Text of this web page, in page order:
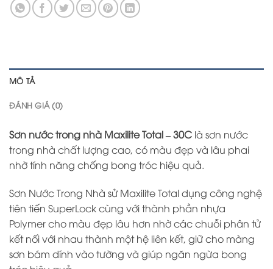
MÔ TẢ
ĐÁNH GIÁ (0)
Sơn nước trong nhà Maxilite Total – 30C là sơn nước
trong nhà chất lượng cao, có màu đẹp và lâu phai
nhờ tính năng chống bong tróc hiệu quả.
Sơn Nước Trong Nhà sử Maxilite Total dụng công nghệ
tiên tiến SuperLock cùng với thành phần nhựa
Polymer cho màu đẹp lâu hơn nhờ các chuỗi phân tử
kết nối với nhau thành một hệ liên kết, giữ cho màng
sơn bám dính vào tường và giúp ngăn ngừa bong